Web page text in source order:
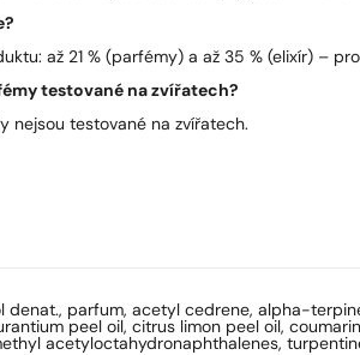
až 21 % (parfémy) a až 35 % (elixír) –
testované na zvířatech?
nejsou testované na zvířatech.
denat., parfum, acetyl cedrene, alpha-
peel oil, citrus limon peel oil,
acetyloctahydronaphthalenes,